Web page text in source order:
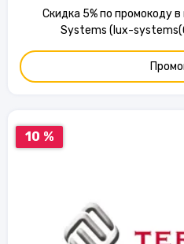
Скидка 5% по промокоду в интернет-магазине Lux
Systems (lux-
10 %